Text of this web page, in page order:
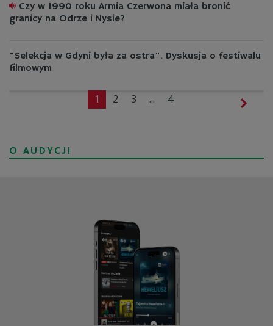
Czy w 1990 roku Armia Czerwona miała bronić
granicy na Odrze i Nysie?
"Selekcja w Gdyni była za ostra". Dyskusja o festiwalu
filmowym
1 2 3 ... 4
O AUDYCJI